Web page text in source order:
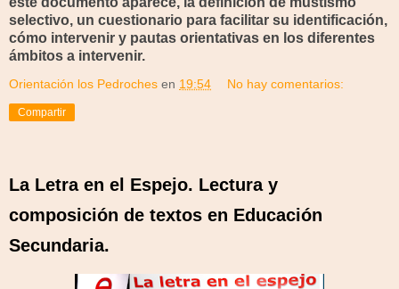
selectivo, un cuestionario para facilitar su identificación,
cómo intervenir y pautas orientativas en los diferentes
ámbitos a intervenir.
Orientación los Pedroches en 19:54 No hay comentarios:
Compartir
La Letra en el Espejo. Lectura y
composición de textos en Educación
Secundaria.